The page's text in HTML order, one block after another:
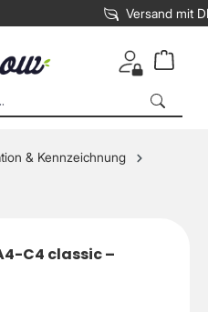
Versand mit
& Kennzeichnung
C4 classic –